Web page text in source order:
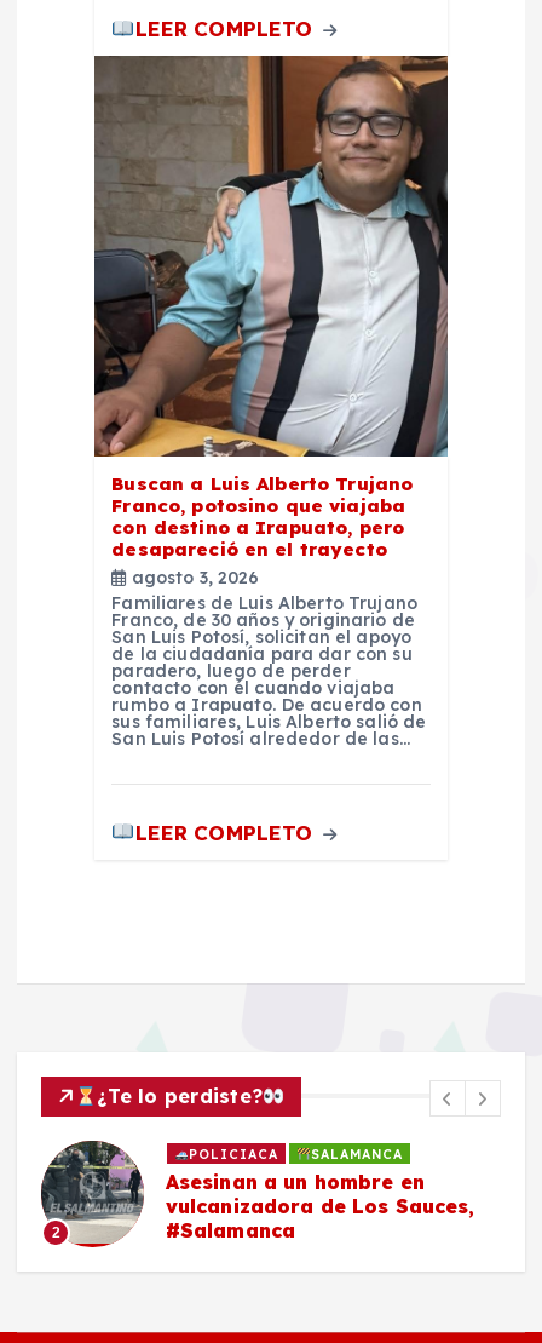
LEER COMPLETO
Buscan a Luis Alberto Trujano
Franco, potosino que viajaba
con destino a Irapuato, pero
desapareció en el trayecto
agosto 3, 2026
Familiares de Luis Alberto Trujano
Franco, de 30 años y originario de
San Luis Potosí, solicitan el apoyo
de la ciudadanía para dar con su
paradero, luego de perder
contacto con él cuando viajaba
rumbo a Irapuato. De acuerdo con
sus familiares, Luis Alberto salió de
San Luis Potosí alrededor de las…
LEER COMPLETO
¿Te lo perdiste?
2
POLICIACA SALAMANCA
Asesinan a un hombre en
vulcanizadora de Los Sauces,
#Salamanca